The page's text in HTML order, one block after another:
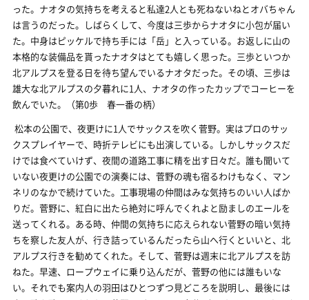
った。ナオタの気持ちを考えると私達2人とも死ねないねとオバちゃん
は言うのだった。しばらくして、今度は三歩からナオタに小包が届い
た。中身はピッケルで持ち手には「岳」と入っている。お返しに山の
本格的な装備品を貰ったナオタはとても嬉しく思った。三歩といつか
北アルプスを登る日を待ち望んでいるナオタだった。その頃、三歩は
雄大な北アルプスの夕暮れに1人、ナオタの作ったカップでコーヒーを
飲んでいた。（第0歩 春一番の柄）
松本の公園で、夜更けに1人でサックスを吹く菅野。実はプロのサッ
クスプレイヤーで、時折テレビにも出演している。しかしサックスだ
けでは食べていけず、夜間の道路工事に精を出す日々だ。誰も聞いて
いない夜更けの公園での演奏には、菅野の魂も宿るわけもなく、マン
ネリのなかで続けていた。工事現場の仲間はみな気持ちのいい人ばか
りだ。菅野に、紅白に出たら絶対に呼んでくれよと励ましのエールを
送ってくれる。ある時、仲間の気持ちに応えられない菅野の暗い気持
ちを察した友人が、行き詰っているんだったら山へ行くといいと、北
アルプス行きを勧めてくれた。そして、菅野は週末に北アルプスを訪
ねた。早速、ロープウェイに乗り込んだが、菅野の他には誰もいな
い。それでも案内人の羽田はひとつずつ見どころを説明し、最後には